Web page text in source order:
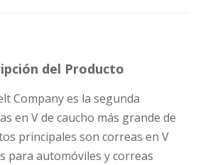
del Producto
Company es la segunda
en V de caucho más grande de
principales son correas en V
para automóviles y correas